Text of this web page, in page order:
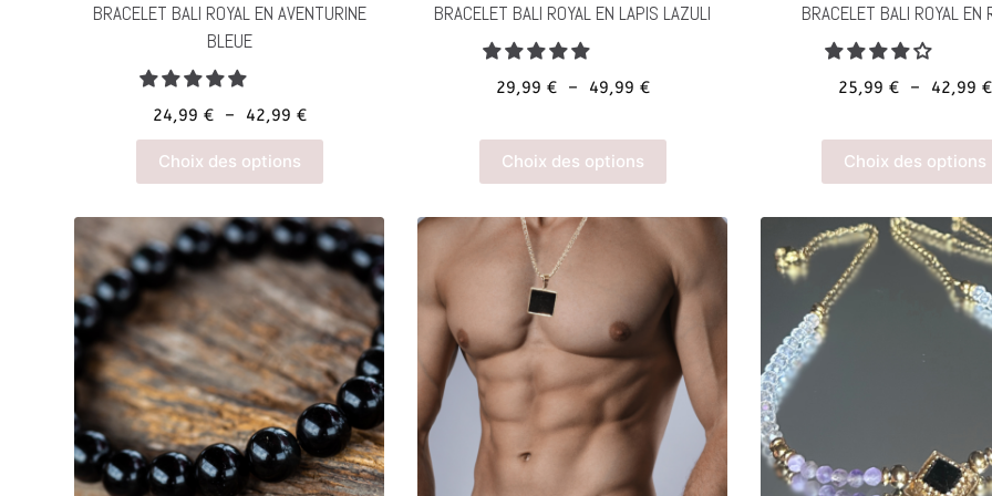
BRACELET BALI ROYAL EN AVENTURINE
BLEUE
24,99 € – 42,99 €Plage
de
à
42,99 €
Choix des options
produit
plusieurs
variations.
Les
options
peuvent
être
choisies
sur
la
BRACELET BALI ROYAL EN LAPIS LAZULI
29,99 € – 49,99 €Plage
prix :
49,99 €
Choix des options
produit
variations.
Les
options
peuvent
être
choisies
sur
BRACELET BALI ROYAL EN
25,99€ – 42,99€
Choix des options